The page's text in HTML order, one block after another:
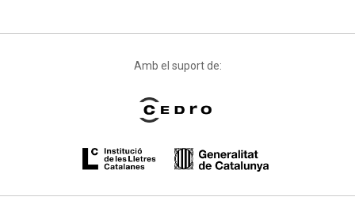
Amb el suport de: